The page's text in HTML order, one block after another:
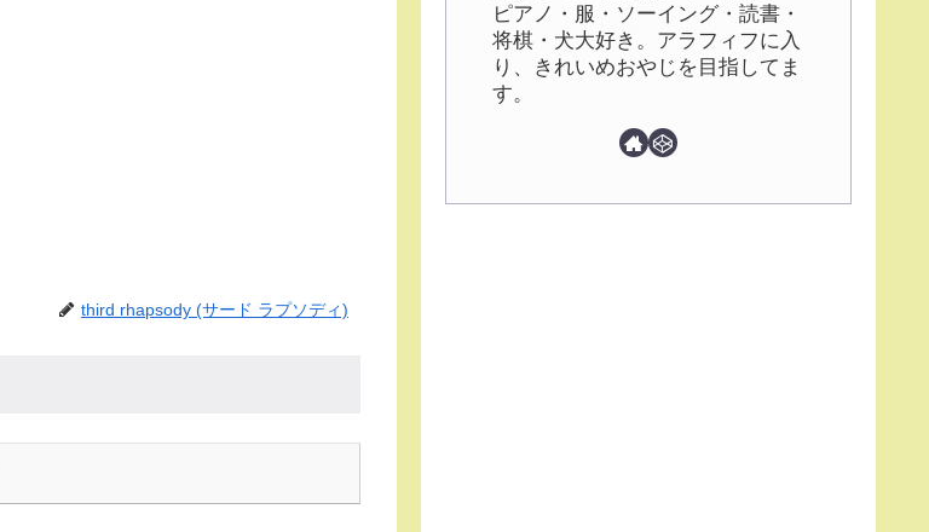
third rhapsody (サード ラプソディ)
ピアノ・服・ソーイング・読書・
将棋・犬大好き。アラフィフに入
り、きれいめおやじを目指してま
す。